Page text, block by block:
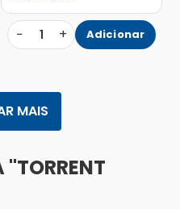
− 1 + Adicionar
MAIS
TORRENT